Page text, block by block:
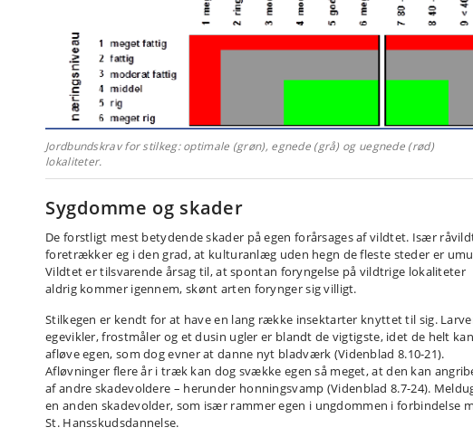
Jordbundskrav for stilkeg: optimale (grøn), egnede (grå) og uegnede (rød)
lokaliteter.
Sygdomme og skader
De forstligt mest betydende skader på egen forårsages af vildtet. Især
foretrækker eg i den grad, at kul­turanlæg uden hegn de fleste steder er
Vildtet er tilsvarende årsag til, at spontan foryngelse på vildtrige lokaliteter
aldrig kommer igennem, skønt arten forynger sig villigt.
Stilkegen er kendt for at have en lang række insektarter knyttet til sig.
egevikler, frostmåler og et dusin ugler er blandt de vigtigste, idet de helt kan
afløve egen, som dog evner at danne nyt bladværk (Videnblad 8.10-21).
Afløvninger flere år i træk kan dog svække egen så meget, at den kan
af andre skadevoldere – herunder honningsvamp (Videnblad 8.7-24).
en anden skadevolder, som især rammer egen i ungdommen i forbindelse
St. Hansskudsdannelse.